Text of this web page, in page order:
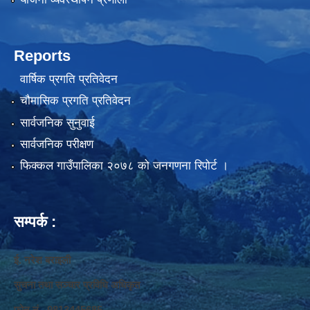
Reports
वार्षिक प्रगति प्रतिवेदन
चौमासिक प्रगति प्रतिवेदन
सार्वजनिक सुनुवाई
सार्वजनिक परीक्षण
फिक्कल गाउँपालिका २०७८ को जनगणना रिपोर्ट ।
सम्पर्क :
ई. नरेश बराइली
सुचना तथा सञ्‍चार प्रविधि अधिकृत